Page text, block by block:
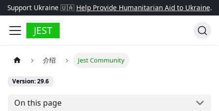
Support Ukraine 🇺🇦 Help Provide Humanitarian Aid to Ukraine.
JEST
介绍 Jest Community
Version: 29.6
On this page